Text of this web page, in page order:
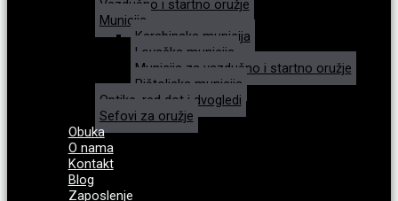
Vazdušno i startno oružje
Municija
Karabinska municija
Lovačka municija
Municija za vazdušno i startno oružje
Pištoljska municija
Optike, red dot i dvogledi
Sefovi za oružje
Obuka
O nama
Kontakt
Blog
Zaposlenje